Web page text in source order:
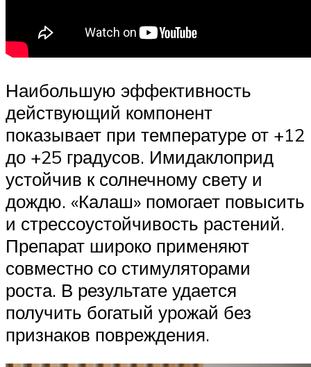
Наибольшую эффективность
действующий компонент
показывает при температуре от +12
до +25 градусов. Имидаклоприд
устойчив к солнечному свету и
дождю. «Калаш» помогает повысить
и стрессоустойчивость растений.
Препарат широко применяют
совместно со стимуляторами
роста. В результате удается
получить богатый урожай без
признаков повреждения.